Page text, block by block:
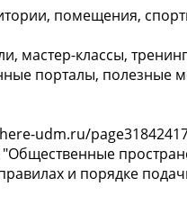
помещения,
мастер-классы,
порталы, полезные
udm.ru/
и порядке